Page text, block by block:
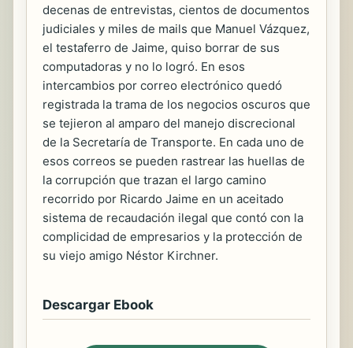
decenas de entrevistas, cientos de documentos
judiciales y miles de mails que Manuel Vázquez,
el testaferro de Jaime, quiso borrar de sus
computadoras y no lo logró. En esos
intercambios por correo electrónico quedó
registrada la trama de los negocios oscuros que
se tejieron al amparo del manejo discrecional
de la Secretaría de Transporte. En cada uno de
esos correos se pueden rastrear las huellas de
la corrupción que trazan el largo camino
recorrido por Ricardo Jaime en un aceitado
sistema de recaudación ilegal que contó con la
complicidad de empresarios y la protección de
su viejo amigo Néstor Kirchner.
Descargar Ebook